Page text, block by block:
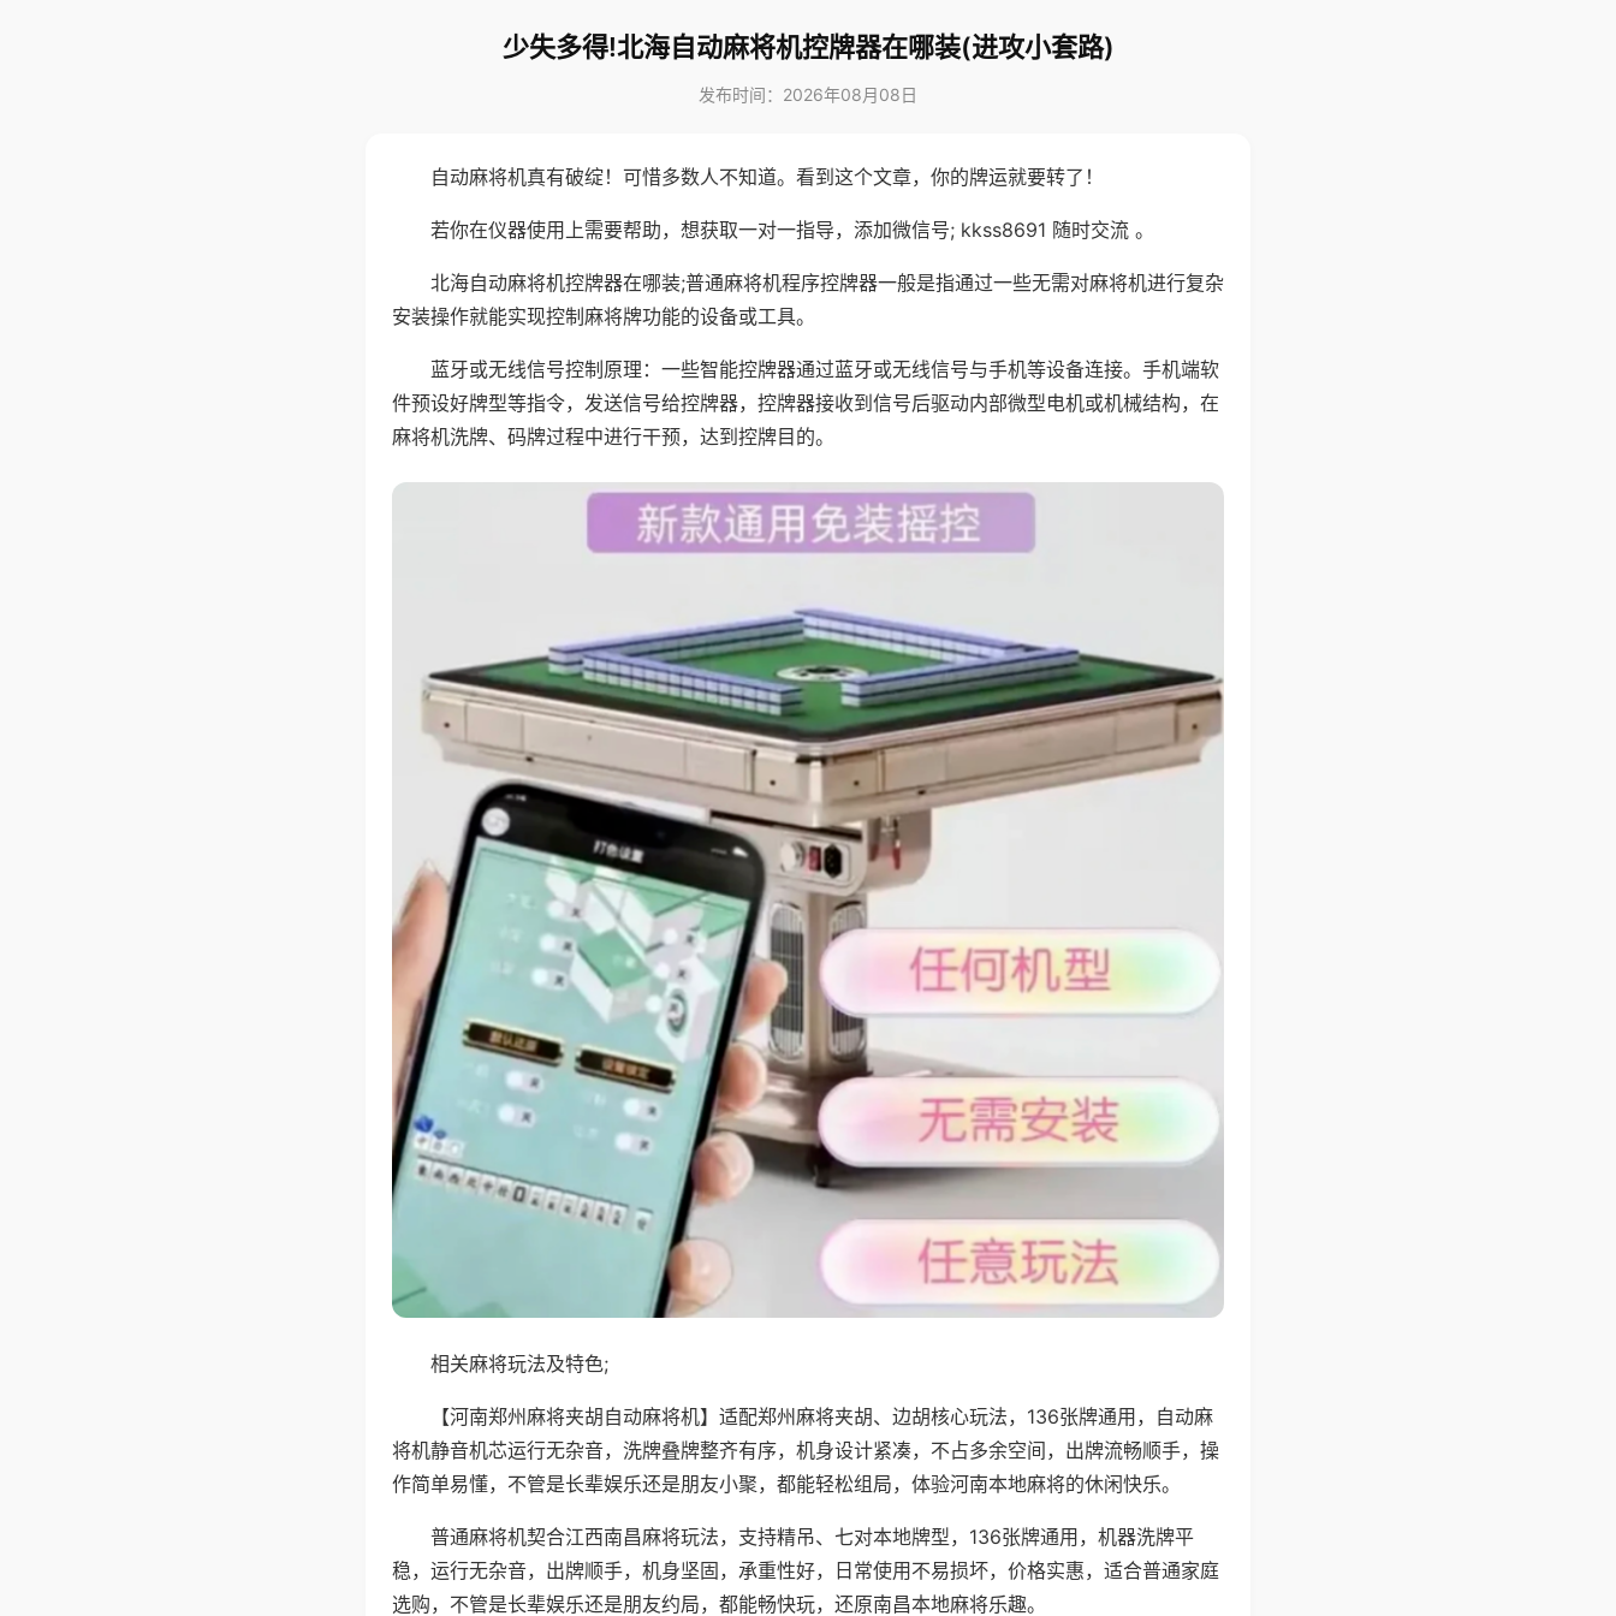
少失多得!北海自动麻将机控牌器在哪装(进攻小套路)
发布时间：2026年08月08日
自动麻将机真有破绽！可惜多数人不知道。看到这个文章，你的牌运就要转了！
若你在仪器使用上需要帮助，想获取一对一指导，添加微信号; kkss8691 随时交流 。
北海自动麻将机控牌器在哪装;普通麻将机程序控牌器一般是指通过一些无需对麻将机进行复杂
安装操作就能实现控制麻将牌功能的设备或工具。
蓝牙或无线信号控制原理：一些智能控牌器通过蓝牙或无线信号与手机等设备连接。手机端软
件预设好牌型等指令，发送信号给控牌器，控牌器接收到信号后驱动内部微型电机或机械结构，在
麻将机洗牌、码牌过程中进行干预，达到控牌目的。
相关麻将玩法及特色;
【河南郑州麻将夹胡自动麻将机】适配郑州麻将夹胡、边胡核心玩法，136张牌通用，自动麻
将机静音机芯运行无杂音，洗牌叠牌整齐有序，机身设计紧凑，不占多余空间，出牌流畅顺手，操
作简单易懂，不管是长辈娱乐还是朋友小聚，都能轻松组局，体验河南本地麻将的休闲快乐。
普通麻将机契合江西南昌麻将玩法，支持精吊、七对本地牌型，136张牌通用，机器洗牌平
稳，运行无杂音，出牌顺手，机身坚固，承重性好，日常使用不易损坏，价格实惠，适合普通家庭
选购，不管是长辈娱乐还是朋友约局，都能畅快玩，还原南昌本地麻将乐趣。